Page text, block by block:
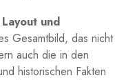
und
Gesamtbild, das nicht
auch die in⁣ den
​historischen Fakten